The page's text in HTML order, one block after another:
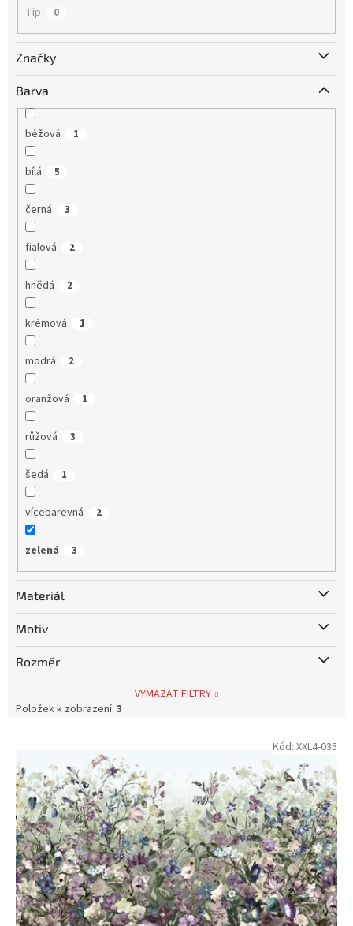
Tip 0
Značky
Barva
béžová 1
bílá 5
černá 3
fialová 2
hnědá 2
krémová 1
modrá 2
oranžová 1
růžová 3
šedá 1
vícebarevná 2
zelená 3
Materiál
Motiv
Rozměr
VYMAZAT FILTRY
Položek k zobrazení: 3
p
p
Kód: XXL4-035